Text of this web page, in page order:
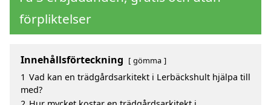
förpliktelser
Innehållsförteckning gömma
1 Vad kan en trädgårdsarkitekt i Lerbäckshult hjälpa till
med?